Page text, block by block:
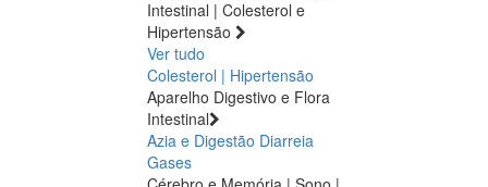
Intestinal | Colesterol e
Hipertensão
Ver tudo
Colesterol | Hipertensão
Aparelho Digestivo e Flora
Intestinal
Azia e Digestão Diarreia
Gases